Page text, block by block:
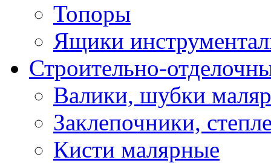
Топоры
Ящики
Строительно-
Валики, шубки
Заклепочники,
Кисти малярные